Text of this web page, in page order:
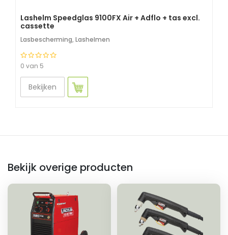
Lashelm Speedglas 9100FX Air + Adflo + tas excl.
cassette
Lasbescherming, Lashelmen
0 van 5
Bekijken
Bekijk overige producten